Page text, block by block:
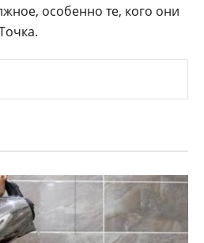
особенно те, кого они